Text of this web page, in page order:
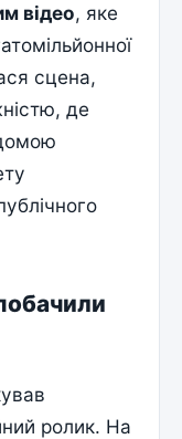
відео, яке
сцена,
де
ролик. На